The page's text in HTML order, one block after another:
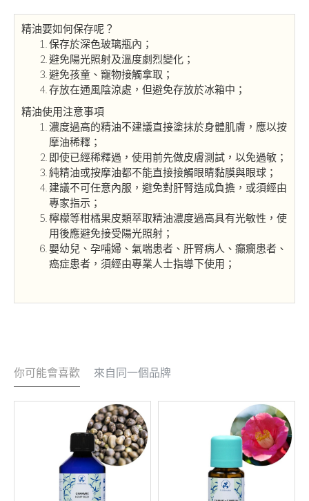
精油要如何保存呢？
保存於深色玻璃瓶內；
避免陽光照射及溫度劇烈變化；
避免孩童、寵物接觸拿取；
存放在通風陰涼處，但避免存放於冰箱中；
精油使用注意事項
濃度過高的精油不建議直接塗抹於身體肌膚，應以按
摩油稀釋；
即使已經稀釋過，使用前先做皮膚測試，以免過敏；
純精油或按摩油都不能直接接觸眼睛黏膜與眼球；
建議不可任意內服，避免對肝腎造成負擔，或須經由
專家指示；
檸檬等柑橘果皮類萃取精油濃度過高具有光敏性，使
用後應避免接受陽光照射；
嬰幼兒、孕哺婦、氣喘患者、肝腎病人、癲癇患者、
癌症患者，須經由專業人士指導下使用；
你可能會喜歡 來自同一個品牌